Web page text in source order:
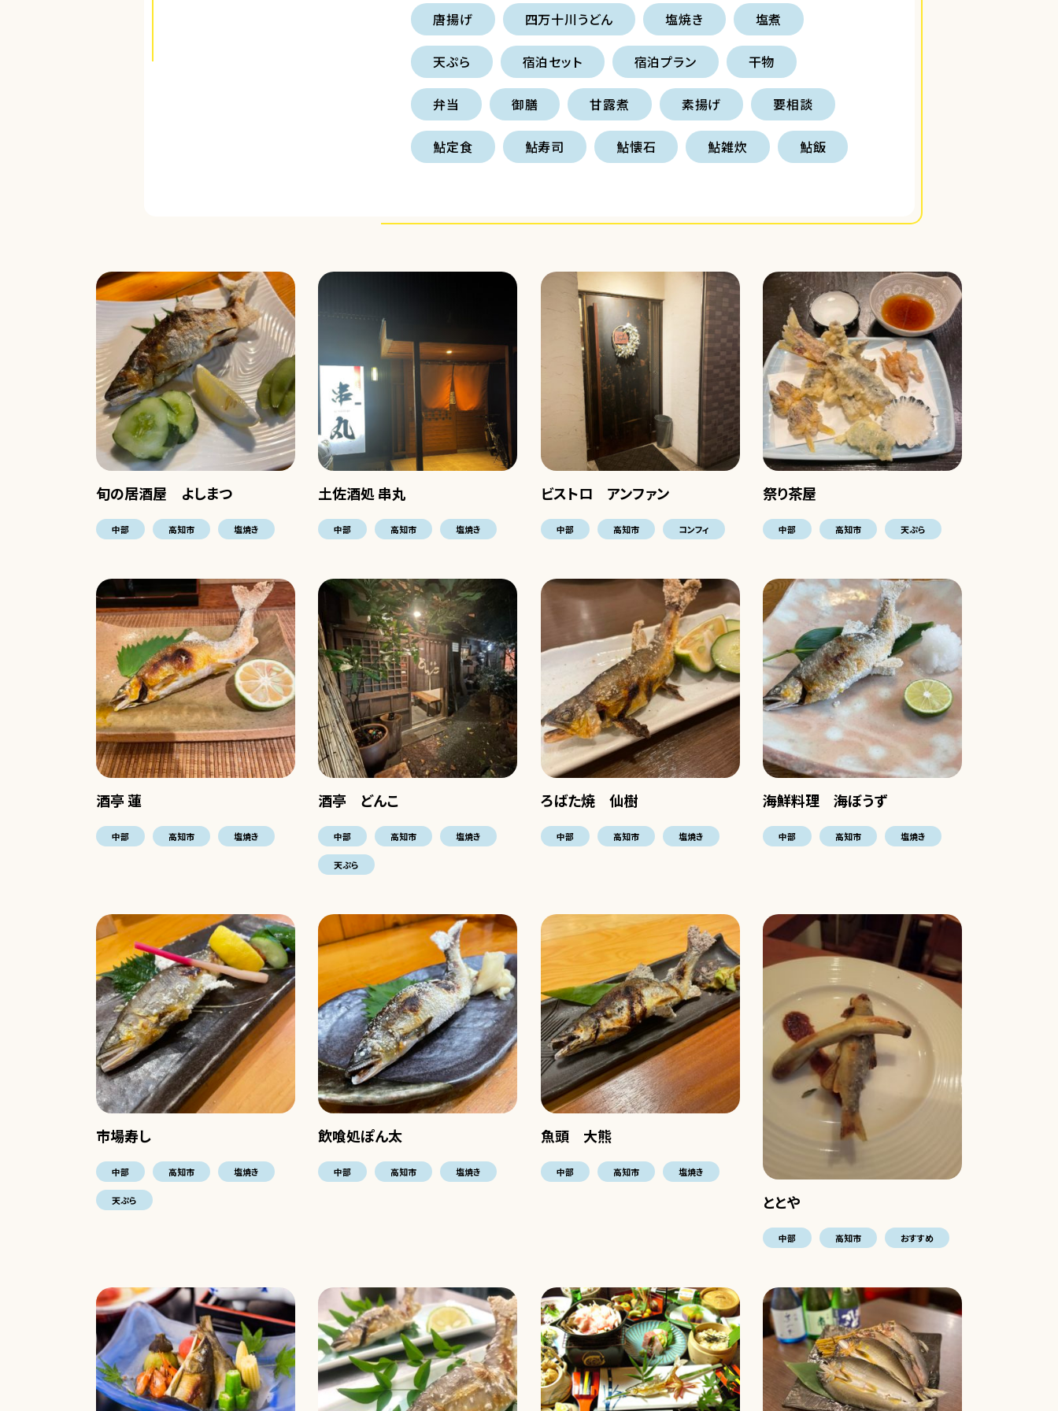
唐揚げ 四万十川うどん 塩焼き 塩煮
天ぷら 宿泊セット 宿泊プラン 干物
弁当 御膳 甘露煮 素揚げ 要相談
鮎定食 鮎寿司 鮎懐石 鮎雑炊 鮎飯
旬の居酒屋 よしまつ
中部 高知市 塩焼き
土佐酒処 串丸
中部 高知市 塩焼き
ビストロ アンファン
中部 高知市 コンフィ
祭り茶屋
中部 高知市 天ぷら
酒亭 蓮
中部 高知市 塩焼き
酒亭 どんこ
中部 高知市 塩焼き
天ぷら
ろばた焼 仙樹
中部 高知市 塩焼き
海鮮料理 海ぼうず
中部 高知市 塩焼き
市場寿し
中部 高知市 塩焼き
天ぷら
飲喰処ぽん太
中部 高知市 塩焼き
魚頭 大熊
中部 高知市 塩焼き
ととや
中部 高知市 おすすめ